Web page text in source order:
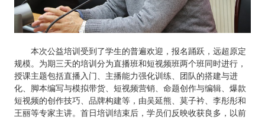
本次公益培训受到了学生的普遍欢迎，报名踊跃，远超原定
规模。为期三天的培训分为直播班和短视频班两个班同时进行，
授课主题包括直播入门、主播能力强化训练、团队的搭建与进
化、脚本编写与模拟带货、短视频营销、命题创作与编辑、爆款
短视频的创作技巧、品牌构建等，由吴延熊、莫子衿、李彤彤和
王丽等专家主讲。首日培训结束后，学员们反映收获良多，以前